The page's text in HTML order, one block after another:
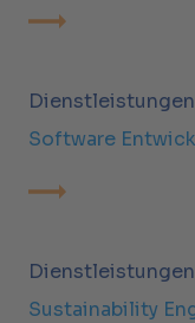
Software
Sustainability